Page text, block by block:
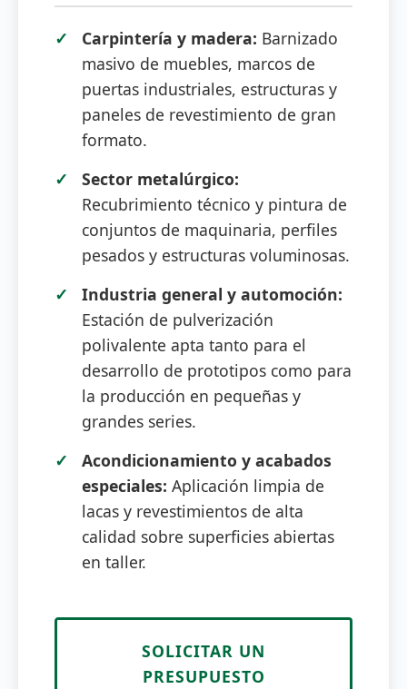
Carpintería y madera: Barnizado
masivo de muebles, marcos de
puertas industriales, estructuras y
paneles de revestimiento de gran
formato.
Sector metalúrgico:
Recubrimiento técnico y pintura de
conjuntos de maquinaria, perfiles
pesados y estructuras voluminosas.
Industria general y automoción:
Estación de pulverización
polivalente apta tanto para el
desarrollo de prototipos como para
la producción en pequeñas y
grandes series.
Acondicionamiento y acabados
especiales: Aplicación limpia de
lacas y revestimientos de alta
calidad sobre superficies abiertas
en taller.
SOLICITAR UN
PRESUPUESTO